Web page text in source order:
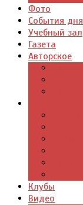
Фото
События дня
Учебный зал
Газета
Авторское
Клубы
Видео